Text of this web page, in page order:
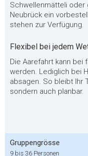
Schwellenmätteli oder
Neubrück ein
stehen zur Verfügung.
Flexibel bei jedem
Die Aarefahrt kann
werden. Lediglich bei
absagen. So bleibt Ihr
sondern auch planbar.
Gruppengrösse
9 bis 36 Personen